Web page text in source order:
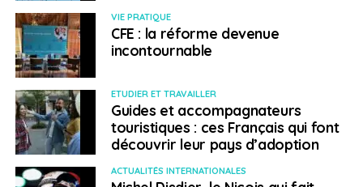
VIE PRATIQUE
CFE : la réforme devenue
incontournable
ETUDIER ET TRAVAILLER
Guides et accompagnateurs
touristiques : ces Français qui font
découvrir leur pays d’adoption
ACTUALITÉS INTERNATIONALES